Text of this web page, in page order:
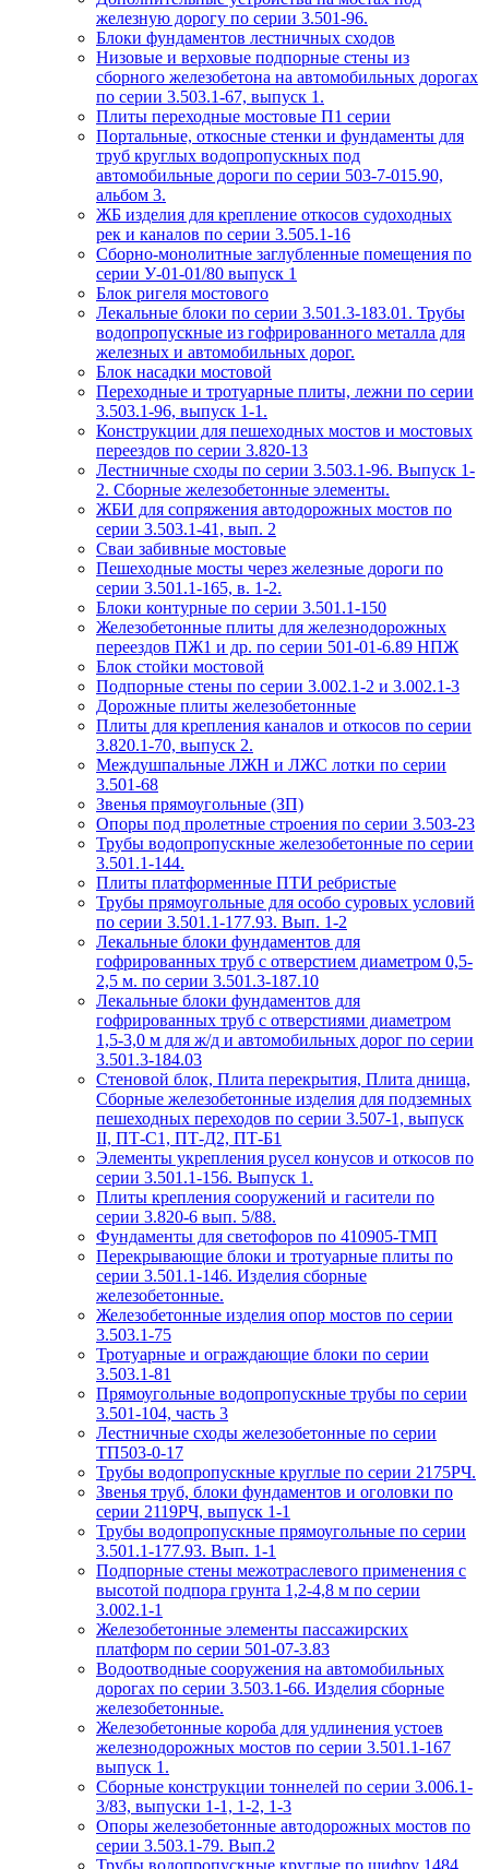
железную дорогу по серии 3.501-96.
Блоки фундаментов лестничных сходов
Низовые и верховые подпорные стены из
сборного железобетона на автомобильных дорогах
по серии 3.503.1-67, выпуск 1.
Плиты переходные мостовые П1 серии
Портальные, откосные стенки и фундаменты для
труб круглых водопропускных под
автомобильные дороги по серии 503-7-015.90,
альбом 3.
ЖБ изделия для крепление откосов судоходных
рек и каналов по серии 3.505.1-16
Сборно-монолитные заглубленные помещения по
серии У-01-01/80 выпуск 1
Блок ригеля мостового
Лекальные блоки по серии 3.501.3-183.01. Трубы
водопропускные из гофрированного металла для
железных и автомобильных дорог.
Блок насадки мостовой
Переходные и тротуарные плиты, лежни по серии
3.503.1-96, выпуск 1-1.
Конструкции для пешеходных мостов и мостовых
переездов по серии 3.820-13
Лестничные сходы по серии 3.503.1-96. Выпуск 1-
2. Сборные железобетонные элементы.
ЖБИ для сопряжения автодорожных мостов по
серии 3.503.1-41, вып. 2
Сваи забивные мостовые
Пешеходные мосты через железные дороги по
серии 3.501.1-165, в. 1-2.
Блоки контурные по серии 3.501.1-150
Железобетонные плиты для железнодорожных
переездов ПЖ1 и др. по серии 501-01-6.89 НПЖ
Блок стойки мостовой
Подпорные стены по серии 3.002.1-2 и 3.002.1-3
Дорожные плиты железобетонные
Плиты для крепления каналов и откосов по серии
3.820.1-70, выпуск 2.
Междушпальные ЛЖН и ЛЖС лотки по серии
3.501-68
Звенья прямоугольные (ЗП)
Опоры под пролетные строения по серии 3.503-23
Трубы водопропускные железобетонные по серии
3.501.1-144.
Плиты платформенные ПТИ ребристые
Трубы прямоугольные для особо суровых условий
по серии 3.501.1-177.93. Вып. 1-2
Лекальные блоки фундаментов для
гофрированных труб с отверстием диаметром 0,5-
2,5 м. по серии 3.501.3-187.10
Лекальные блоки фундаментов для
гофрированных труб с отверстиями диаметром
1,5-3,0 м для ж/д и автомобильных дорог по серии
3.501.3-184.03
Стеновой блок, Плита перекрытия, Плита днища,
Сборные железобетонные изделия для подземных
пешеходных переходов по серии 3.507-1, выпуск
II, ПТ-С1, ПТ-Д2, ПТ-Б1
Элементы укрепления русел конусов и откосов по
серии 3.501.1-156. Выпуск 1.
Плиты крепления сооружений и гасители по
серии 3.820-6 вып. 5/88.
Фундаменты для светофоров по 410905-ТМП
Перекрывающие блоки и тротуарные плиты по
серии 3.501.1-146. Изделия сборные
железобетонные.
Железобетонные изделия опор мостов по серии
3.503.1-75
Тротуарные и ограждающие блоки по серии
3.503.1-81
Прямоугольные водопропускные трубы по серии
3.501-104, часть 3
Лестничные сходы железобетонные по серии
ТП503-0-17
Трубы водопропускные круглые по серии 2175РЧ.
Звенья труб, блоки фундаментов и оголовки по
серии 2119РЧ, выпуск 1-1
Трубы водопропускные прямоугольные по серии
3.501.1-177.93. Вып. 1-1
Подпорные стены межотраслевого применения с
высотой подпора грунта 1,2-4,8 м по серии
3.002.1-1
Железобетонные элементы пассажирских
платформ по серии 501-07-3.83
Водоотводные сооружения на автомобильных
дорогах по серии 3.503.1-66. Изделия сборные
железобетонные.
Железобетонные короба для удлинения устоев
железнодорожных мостов по серии 3.501.1-167
выпуск 1.
Сборные конструкции тоннелей по серии 3.006.1-
3/83, выпуски 1-1, 1-2, 1-3
Опоры железобетонные автодорожных мостов по
серии 3.503.1-79. Вып.2
Трубы водопропускные круглые по шифру 1484.